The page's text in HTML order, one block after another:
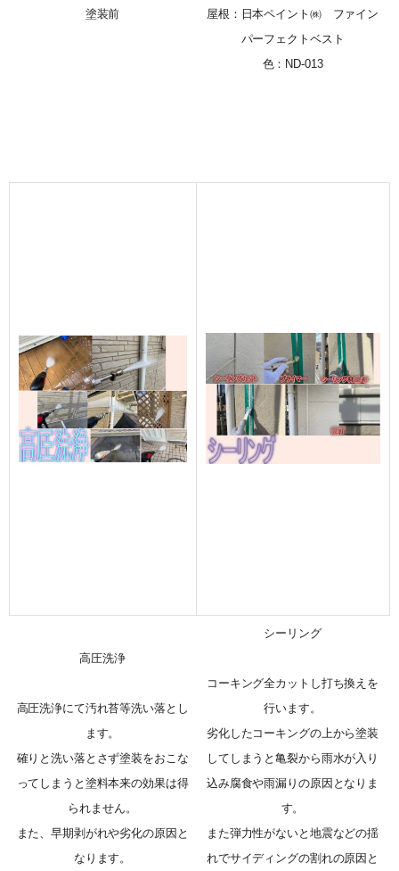
塗装前
屋根：日本ペイント㈱ ファイン
パーフェクトベスト
色：ND-013
高圧洗浄
高圧洗浄にて汚れ苔等洗い落とし
ます。
確りと洗い落とさず塗装をおこな
ってしまうと塗料本来の効果は得
られません。
また、早期剥がれや劣化の原因と
なります。
シーリング
コーキング全カットし打ち換えを
行います。
劣化したコーキングの上から塗装
してしまうと亀裂から雨水が入り
込み腐食や雨漏りの原因となりま
す。
また弾力性がないと地震などの揺
れでサイディングの割れの原因と